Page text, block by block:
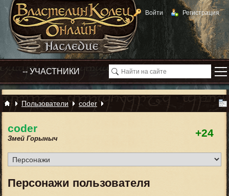
Войти Регистрация
Пользователи coder
+24
coder
Змей Горыныч
Персонажи пользователя